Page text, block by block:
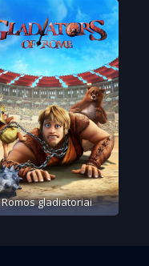
Romos gladiatoriai